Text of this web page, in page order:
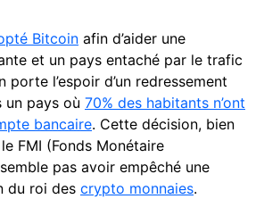
Bitcoin afin d’aider une
et un pays entaché par le trafic
l’espoir d’un redressement
un pays où 70% des habitants n’ont
bancaire. Cette décision, bien
FMI (Fonds Monétaire
pas avoir empêché une
du roi des crypto monnaies.